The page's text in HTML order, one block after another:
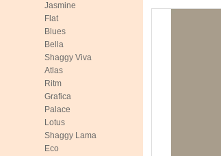
Jasmine
Flat
Blues
Bella
Shaggy Viva
Atlas
Ritm
Grafica
Palace
Lotus
Shaggy Lama
Eco